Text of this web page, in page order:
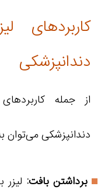
کاربردهای
دندانپزشکی
از جمله
دندانپزشکی می‌توان
برداشتن بافت: